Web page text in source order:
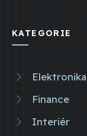
KATEGORIE
Elektronika
Finance
Interiér